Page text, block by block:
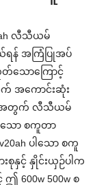
လီသီယမ်
ရန် အကြံပြုအပ်
သောကြောင့်
အကောင်းဆုံး
ကူတာအတွက် လီသီယမ်
သော စကူတာ
ပါသော စကူ
စုနှင့် နှိုင်းယှဉ်ပါက
600w 500w စ